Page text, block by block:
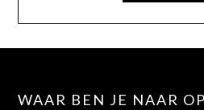
WAAR BEN JE NAAR